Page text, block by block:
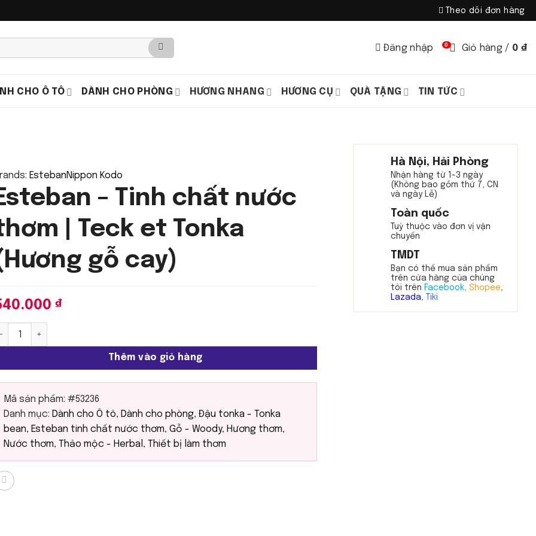
Theo dõi đơn hàng
Đăng nhập Giỏ hàng / 0 ₫
0
CHO Ô TÔ DÀNH CHO PHÒNG HƯƠNG NHANG HƯƠNG CỤ QUÀ TẶNG TIN TỨC
Hà Nội, Hải Phòng
Nhận hàng từ 1-3 ngày
(Không bao gồm thứ 7, CN
và ngày Lễ)
Toàn quốc
Tuỳ thuộc vào đơn vị vận
chuyển
TMDT
Bạn có thể mua sản phẩm
trên cửa hàng của chúng
tôi trên Facebook, Shopee,
Lazada, Tiki
EstebanNippon Kodo
– Tinh chất nước
| Teck et Tonka
gỗ cay)
₫
- Tinh chất nước thơm | Teck et Tonka (Hương gỗ cay) số lượng
Thêm vào giỏ hàng
Mã sản phẩm: #53236
Danh mục: Dành cho Ô tô, Dành cho phòng, Đậu tonka - Tonka
bean, Esteban tinh chất nước thơm, Gỗ - Woody, Hương thơm,
Nước thơm, Thảo mộc - Herbal , Thiết bị làm thơm